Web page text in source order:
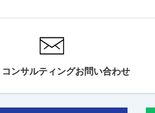
ンサルティングお問い合わせ